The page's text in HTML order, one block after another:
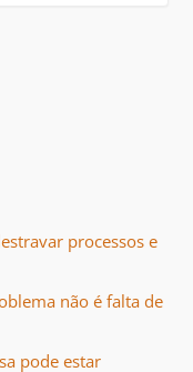
processos e
não é falta de
pode estar